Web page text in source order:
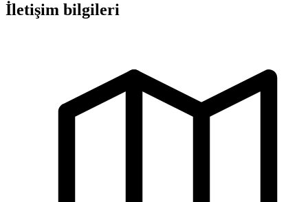
İletişim bilgileri